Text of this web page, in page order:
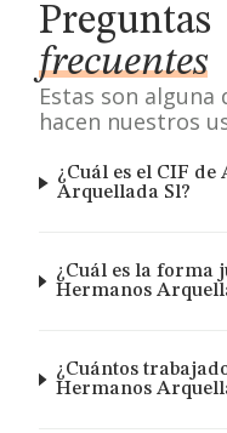
Preguntas
frecuentes
Estas son alguna
hacen nuestros
¿Cuál es el CIF
Arquellada Sl?
¿Cuál es la forma
Hermanos
¿Cuántos
Hermanos